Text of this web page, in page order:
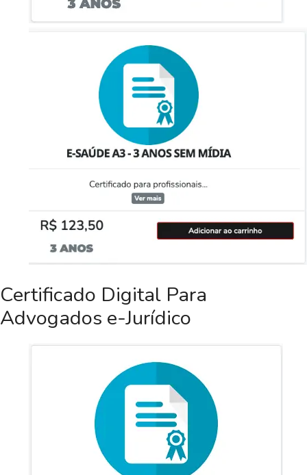
Certificado Digital Para
Advogados e-Jurídico